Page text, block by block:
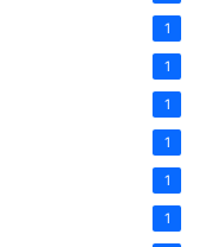
1
1
1
1
1
1